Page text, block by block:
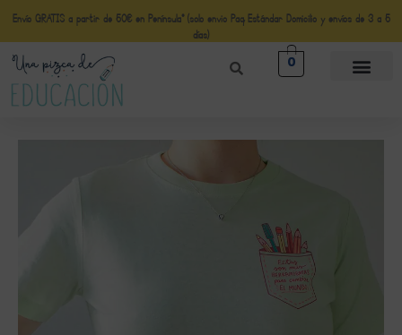
Envío GRATIS a partir de 50€ en Península* (solo envio Paq Estándar Domicilio y envíos de 3 a 5
días)
0